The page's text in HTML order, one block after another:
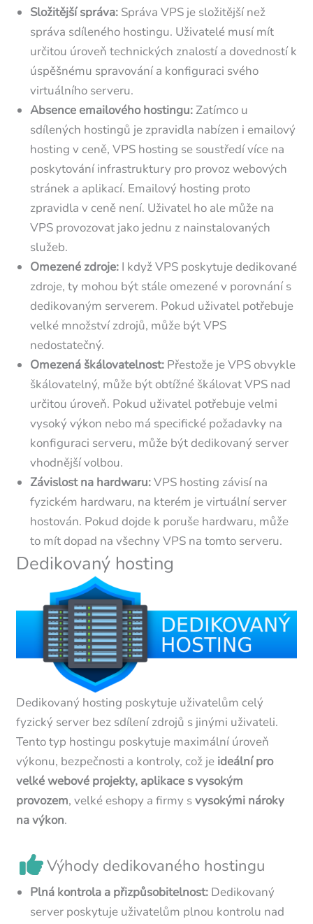
Složitější správa: Správa VPS je složitější než
správa sdíleného hostingu. Uživatelé musí mít
určitou úroveň technických znalostí a dovedností k
úspěšnému spravování a konfiguraci svého
virtuálního serveru.
Absence emailového hostingu:Zatímco u
sdílených hostingů je zpravidla nabízen i emailový
hosting v ceně, VPS hosting se soustředí více na
poskytování infrastruktury pro provoz webových
stránek a aplikací. Emailový hosting proto
zpravidla v ceně není. Uživatel ho ale může na
VPS provozovat jako jednu z nainstalovaných
služeb.
Omezené zdroje: I když VPS poskytuje dedikované
zdroje, ty mohou být stále omezené v porovnání s
dedikovaným serverem. Pokud uživatel potřebuje
velké množství zdrojů, může být VPS
nedostatečný.
Omezená škálovatelnost: Přestože je VPS obvykle
škálovatelný, může být obtížné škálovat VPS nad
určitou úroveň. Pokud uživatel potřebuje velmi
vysoký výkon nebo má specifické požadavky na
konfiguraci serveru, může být dedikovaný server
vhodnější volbou.
Závislost na hardwaru:VPS hosting závisí na
fyzickém hardwaru, na kterém je virtuální server
hostován. Pokud dojde k poruše hardwaru, může
to mít dopad na všechny VPS na tomto serveru.
Dedikovaný hosting
Dedikovaný hosting poskytuje uživatelům celý
fyzický server bez sdílení zdrojů s jinými uživateli.
Tento typ hostingu poskytuje maximální úroveň
výkonu, bezpečnosti a kontroly, což je ideální pro
velké webové projekty, aplikace s vysokým
provozem, velké eshopy a firmy svysokými nároky
na výkon.
Výhody dedikovaného hostingu
Plná kontrola a přizpůsobitelnost: Dedikovaný
server poskytuje uživatelům plnou kontrolu nad